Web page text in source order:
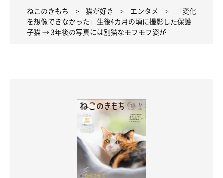
ねこのきもち 猫が好き エンタメ
「変化
を想像できなかった」生後4カ月の頃に撮影した保護
子猫 → 3年後の写真には別猫なモフモフ姿が